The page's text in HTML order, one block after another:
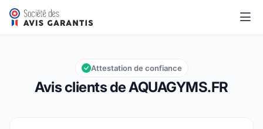
AQUAGYMS.FR
Note globale : 9,7 sur 10
9,7/10
Avis clients de AQUAGYMS.FR
Attestation de confiance